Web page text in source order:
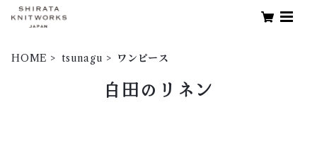
HOME tsunagu ワンピース
白田のリネン